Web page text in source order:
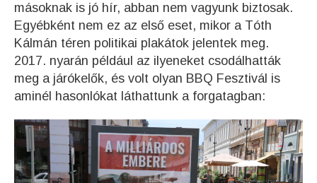
másoknak is jó hír, abban nem vagyunk biztosak.
Egyébként nem ez az első eset, mikor a Tóth
Kálmán téren politikai plakátok jelentek meg.
2017. nyarán például az ilyeneket csodálhatták
meg a járókelők, és volt olyan BBQ Fesztivál is
aminél hasonlókat láthattunk a forgatagban: